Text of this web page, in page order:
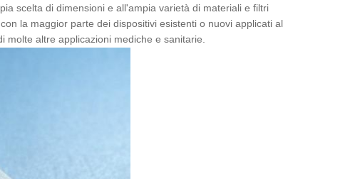
scelta di dimensioni e all'ampia varietà di materiali e filtri
la maggior parte dei dispositivi esistenti o nuovi applicati al
altre applicazioni mediche e sanitarie.